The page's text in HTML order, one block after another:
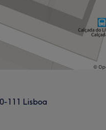
111 Lisboa